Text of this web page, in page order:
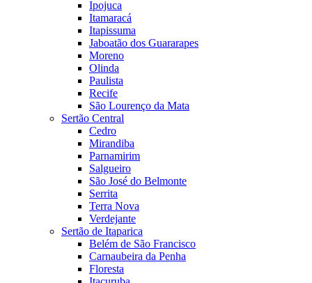
Ipojuca
Itamaracá
Itapissuma
Jaboatão dos Guararapes
Moreno
Olinda
Paulista
Recife
São Lourenço da Mata
Sertão Central
Cedro
Mirandiba
Parnamirim
Salgueiro
São José do Belmonte
Serrita
Terra Nova
Verdejante
Sertão de Itaparica
Belém de São Francisco
Carnaubeira da Penha
Floresta